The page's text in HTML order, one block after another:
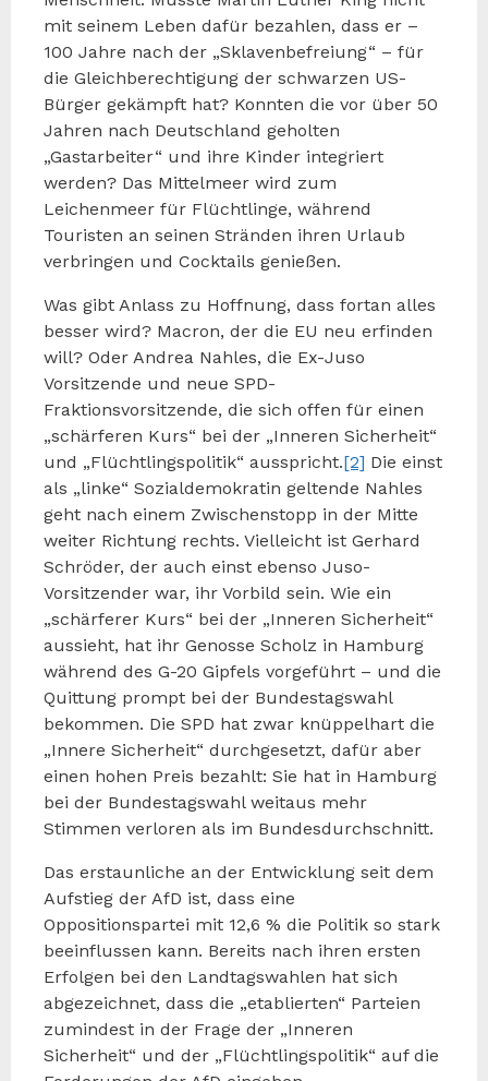
mit seinem Leben dafür bezahlen, dass er –
100 Jahre nach der „Sklavenbefreiung“ – für
die Gleichberechtigung der schwarzen US-
Bürger gekämpft hat? Konnten die vor über 50
Jahren nach Deutschland geholten
„Gastarbeiter“ und ihre Kinder integriert
werden? Das Mittelmeer wird zum
Leichenmeer für Flüchtlinge, während
Touristen an seinen Stränden ihren Urlaub
verbringen und Cocktails genießen.
Was gibt Anlass zu Hoffnung, dass fortan alles
besser wird? Macron, der die EU neu erfinden
will? Oder Andrea Nahles, die Ex-Juso
Vorsitzende und neue SPD-
Fraktionsvorsitzende, die sich offen für einen
„schärferen Kurs“ bei der „Inneren Sicherheit“
und „Flüchtlingspolitik“ ausspricht.[2] Die einst
als „linke“ Sozialdemokratin geltende Nahles
geht nach einem Zwischenstopp in der Mitte
weiter Richtung rechts. Vielleicht ist Gerhard
Schröder, der auch einst ebenso Juso-
Vorsitzender war, ihr Vorbild sein. Wie ein
„schärferer Kurs“ bei der „Inneren Sicherheit“
aussieht, hat ihr Genosse Scholz in Hamburg
während des G-20 Gipfels vorgeführt – und die
Quittung prompt bei der Bundestagswahl
bekommen. Die SPD hat zwar knüppelhart die
„Innere Sicherheit“ durchgesetzt, dafür aber
einen hohen Preis bezahlt: Sie hat in Hamburg
bei der Bundestagswahl weitaus mehr
Stimmen verloren als im Bundesdurchschnitt.
Das erstaunliche an der Entwicklung seit dem
Aufstieg der AfD ist, dass eine
Oppositionspartei mit 12,6 % die Politik so stark
beeinflussen kann. Bereits nach ihren ersten
Erfolgen bei den Landtagswahlen hat sich
abgezeichnet, dass die „etablierten“ Parteien
zumindest in der Frage der „Inneren
Sicherheit“ und der „Flüchtlingspolitik“ auf die